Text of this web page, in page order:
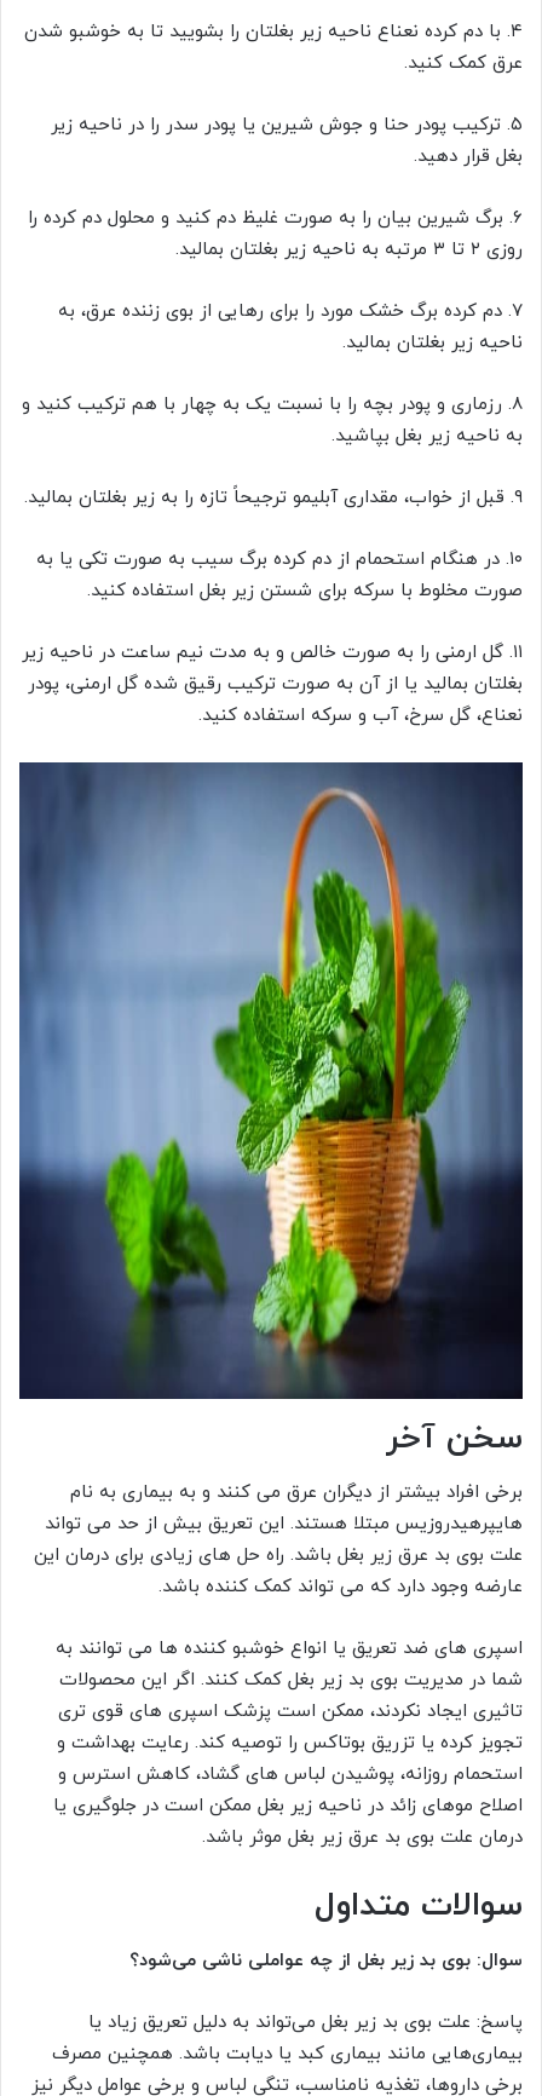
۴. با دم کرده نعناع ناحیه زیر بغلتان را بشویید تا به خوشبو شدن
عرق کمک کنید.
۵. ترکیب پودر حنا و جوش شیرین یا پودر سدر را در ناحیه زیر
بغل قرار دهید.
۶. برگ شیرین بیان را به صورت غلیظ دم کنید و محلول دم کرده را
روزی ۲ تا ۳ مرتبه به ناحیه زیر بغلتان بمالید.
۷. دم کرده برگ خشک مورد را برای رهایی از بوی زننده عرق، به
ناحیه زیر بغلتان بمالید.
۸. رزماری و پودر بچه را با نسبت یک به چهار با هم ترکیب کنید و
به ناحیه زیر بغل بپاشید.
۹. قبل از خواب، مقداری آبلیمو ترجیحاً تازه را به زیر بغلتان بمالید.
۱۰. در هنگام استحمام از دم کرده برگ سیب به صورت تکی یا به
صورت مخلوط با سرکه برای شستن زیر بغل استفاده کنید.
۱۱. گل ارمنی را به صورت خالص و به مدت نیم ساعت در ناحیه زیر
بغلتان بمالید یا از آن به صورت ترکیب رقیق شده گل ارمنی، پودر
نعناع، گل سرخ، آب و سرکه استفاده کنید.
سخن آخر
برخی افراد بیشتر از دیگران عرق می کنند و به بیماری به نام
هایپرهیدروزیس مبتلا هستند. این تعریق بیش از حد می تواند
علت بوی بد عرق زیر بغل باشد. راه حل های زیادی برای درمان این
عارضه وجود دارد که می تواند کمک کننده باشد.
اسپری های ضد تعریق یا انواع خوشبو کننده ها می توانند به
شما در مدیریت بوی بد زیر بغل کمک کنند. اگر این محصولات
تاثیری ایجاد نکردند، ممکن است پزشک اسپری های قوی تری
تجویز کرده یا تزریق بوتاکس را توصیه کند. رعایت بهداشت و
استحمام روزانه، پوشیدن لباس های گشاد، کاهش استرس و
اصلاح موهای زائد در ناحیه زیر بغل ممکن است در جلوگیری یا
درمان علت بوی بد عرق زیر بغل موثر باشد.
سوالات متداول
سوال: بوی بد زیر بغل از چه عواملی ناشی می‌شود؟
پاسخ: علت بوی بد زیر بغل می‌تواند به دلیل تعریق زیاد یا
بیماری‌هایی مانند بیماری کبد یا دیابت باشد. همچنین مصرف
برخی داروها، تغذیه نامناسب، تنگی لباس و برخی عوامل دیگر نیز